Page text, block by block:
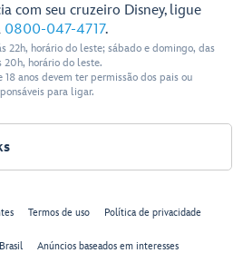
com seu cruzeiro Disney, ligue
0800-047-4717.
22h, horário do leste; sábado e domingo, das
20h, horário do leste.
18 anos devem ter permissão dos pais ou
para ligar.
Termos de uso Política de privacidade
Anúncios baseados em interesses